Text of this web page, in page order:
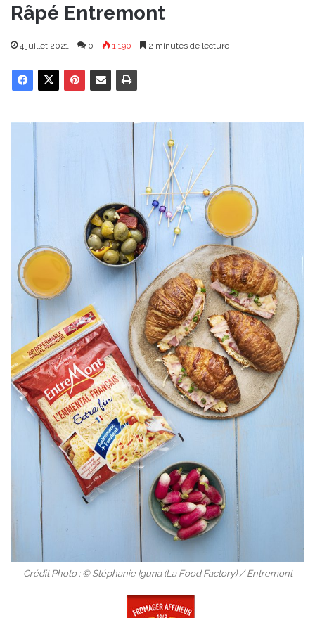
Râpé Entremont
4 juillet 2021 0 1 190 2 minutes de lecture
Crédit Photo : © Stéphanie Iguna (La Food Factory) / Entremont